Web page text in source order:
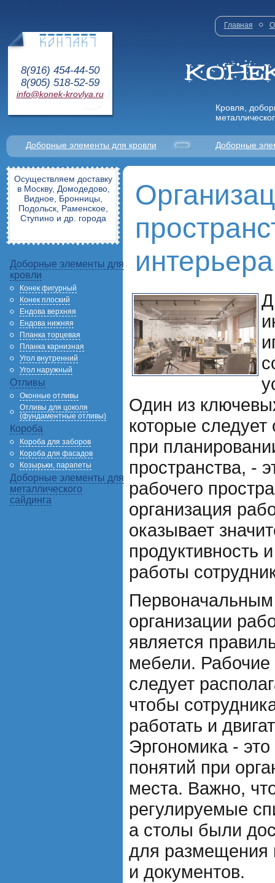
8(916) 454-44-50
8(905) 518-52-59
info@konek-krovlya.ru
Главная О
Кровля,
Доборные элементы для кровли Доборные
Осуществляем доставку
в Москву, Домодедово,
Видное, Бронницы,
Подольск, Раменское,
Ступино и др. города
Доборные элементы для
кровли
Конек фигурный
Конек плоский
Ендова верхняя
Ендова нижняя
Планка торцевая
Планка карнизная
Угол внутренний
Угол наружный
Отливы
Оконные отливы
Отливы для цоколя
(фундаментные отливы)
Короба
Короба для заборов
Короба для фасадов
Козырьки, парапеты
Доборные элементы для
металлического
сайдинга
Один из
которые
при
пространства, -
рабочего
организация
оказывает
продуктивность
работы
организации
является
мебели.
следует
чтобы
работать и
Эргономика -
понятий при
места. Важно,
регулируемые
а столы были
для размещения
и документов.